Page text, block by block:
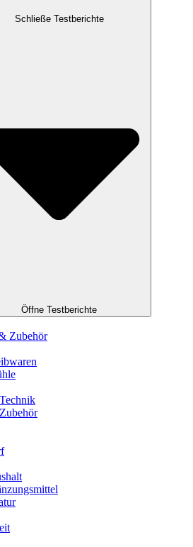
Schließe Testberichte
Öffne Testberichte
Zubehör